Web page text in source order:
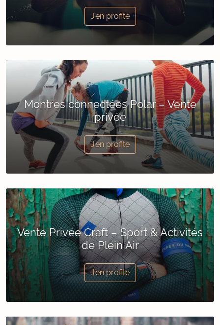
J’en profite
Montres connectées Polar – Vente
privée
J’en profite
Vente Privée Craft – Sport & Activités
de Plein Air
J’en profite